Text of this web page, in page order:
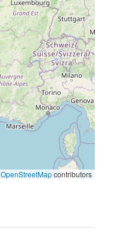
OpenStreetMapcontributors